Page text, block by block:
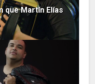
que Martín Elías